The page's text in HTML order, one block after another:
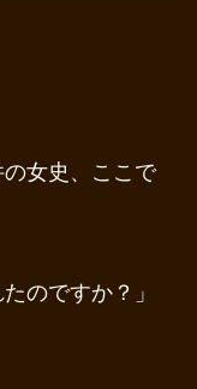
女史、ここで
のですか？」